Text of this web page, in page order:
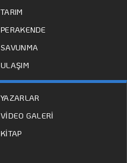
TARIM
PERAKENDE
SAVUNMA
ULAŞIM
YAZARLAR
VİDEO GALERİ
KİTAP